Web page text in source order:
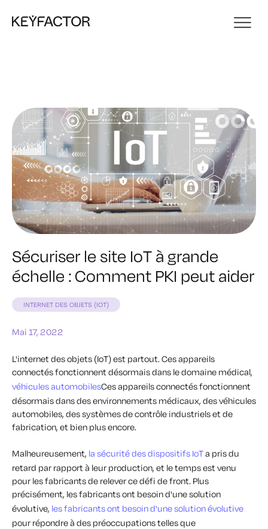
Sécuriser le site IoT à grande
échelle : Comment PKI peut aider
INTERNET DES OBJETS (IOT)
Mai 17, 2022
L'internet des objets (IoT) est partout. Ces appareils
connectés fonctionnent désormais dans le domaine médical,
véhicules automobilesCes appareils connectés fonctionnent
désormais dans des environnements médicaux, des véhicules
automobiles, des systèmes de contrôle industriels et de
fabrication, et bien plus encore.
Malheureusement, la sécurité des dispositifs IoTa pris du
retard par rapport à leur production, et le temps est venu
pour les fabricants de relever ce défi de front. Plus
précisément, les fabricants ont besoin d'une solution
évolutive, les fabricants ont besoin d'une solution évolutive
pour répondre à des préoccupations telles que